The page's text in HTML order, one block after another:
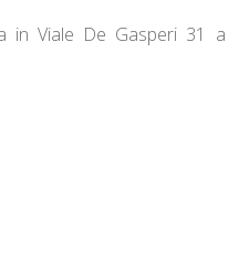
in Viale De Gasperi 31 a